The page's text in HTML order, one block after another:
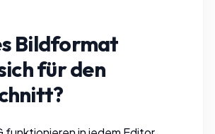
Bildformat
für den